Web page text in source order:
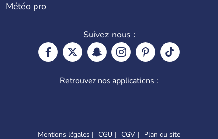
Météo pro
Suivez-nous :
Retrouvez nos applications :
Mentions légales CGU CGV Plan du site